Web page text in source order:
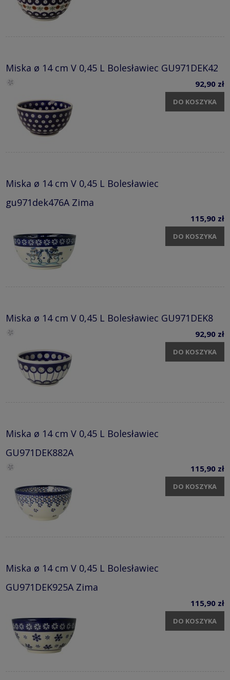
Miska ø 14 cm V 0,45 L Bolesławiec GU971DEK42
92,90 zł
DO KOSZYKA
Miska ø 14 cm V 0,45 L Bolesławiec
gu971dek476A Zima
115,90 zł
DO KOSZYKA
Miska ø 14 cm V 0,45 L Bolesławiec GU971DEK8
92,90 zł
DO KOSZYKA
Miska ø 14 cm V 0,45 L Bolesławiec
GU971DEK882A
115,90 zł
DO KOSZYKA
Miska ø 14 cm V 0,45 L Bolesławiec
GU971DEK925A Zima
115,90 zł
DO KOSZYKA